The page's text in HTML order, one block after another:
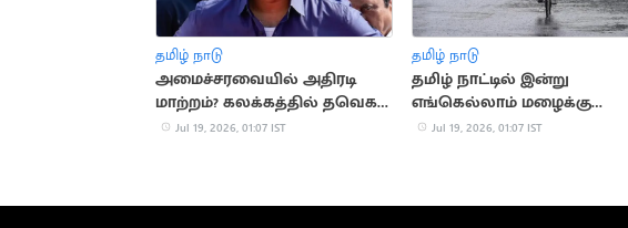
தமிழ் நாடு
அமைச்சரவையில் அதிரடி
மாற்றம்? கலக்கத்தில் தவெக
அமைச்சர்கள்
Jul 19, 2026, 01:07 IST
தமிழ் நாடு
தமிழ் நாட்டில் இன்று
எங்கெல்லாம் மழைக்கு
வாய்ப்பு?
Jul 19, 2026, 01:07 IST